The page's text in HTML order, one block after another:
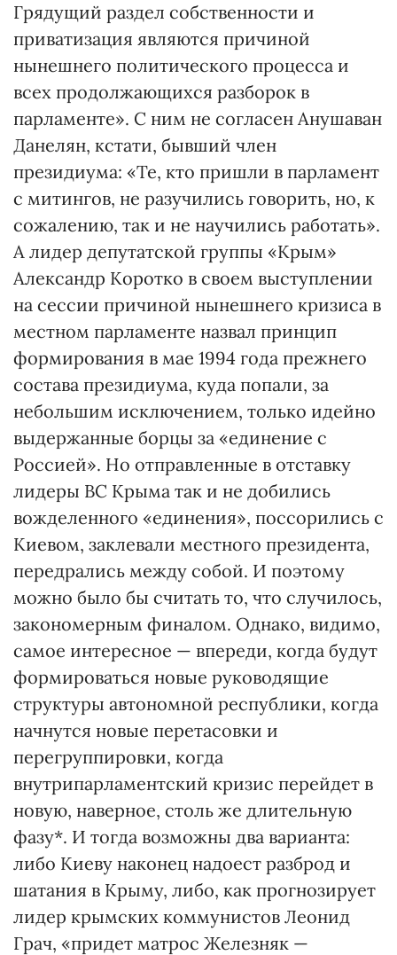
Грядущий раздел собственности и
приватизация являются причиной
нынешнего политического процесса и
всех продолжающихся разборок в
парламенте». С ним не согласен Анушаван
Данелян, кстати, бывший член
президиума: «Те, кто пришли в парламент
с митингов, не разучились говорить, но, к
сожалению, так и не научились работать».
А лидер депутатской группы «Крым»
Александр Коротко в своем выступлении
на сессии причиной нынешнего кризиса в
местном парламенте назвал принцип
формирования в мае 1994 года прежнего
состава президиума, куда попали, за
небольшим исключением, только идейно
выдержанные борцы за «единение с
Россией». Но отправленные в отставку
лидеры ВС Крыма так и не добились
вожделенного «единения», поссорились с
Киевом, заклевали местного президента,
передрались между собой. И поэтому
можно было бы считать то, что случилось,
закономерным финалом. Однако, видимо,
самое интересное — впереди, когда будут
формироваться новые руководящие
структуры автономной республики, когда
начнутся новые перетасовки и
перегруппировки, когда
внутрипарламентский кризис перейдет в
новую, наверное, столь же длительную
фазу*. И тогда возможны два варианта:
либо Киеву наконец надоест разброд и
шатания в Крыму, либо, как прогнозирует
лидер крымских коммунистов Леонид
Грач, «придет матрос Железняк —